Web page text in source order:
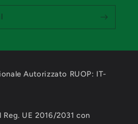
Autorizzato RUOP: IT-
UE 2016/2031 con